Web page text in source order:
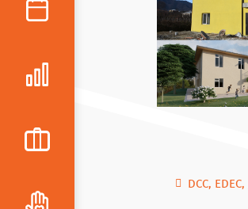
DCC, EDEC,